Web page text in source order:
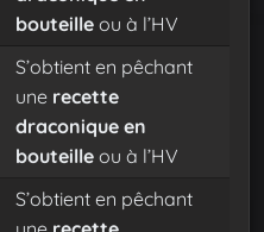
bouteille ou à l’HV
S’obtient en pêchant
une recette
draconique en
bouteille ou à l’HV
S’obtient en pêchant